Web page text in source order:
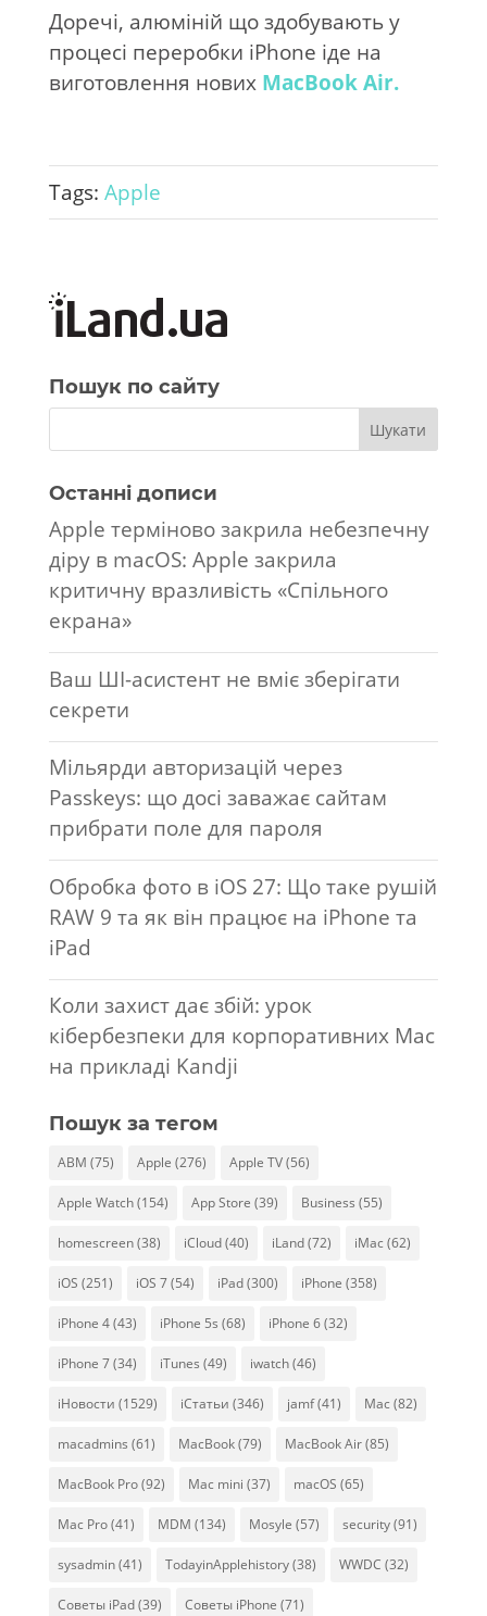
Доречі, алюміній що здобувають у
процесі переробки iPhone іде на
виготовлення нових MacBook Air.
Tags: Apple
Пошук по сайту
Останні дописи
Apple терміново закрила небезпечну
діру в macOS: Apple закрила
критичну вразливість «Спільного
екрана»
Ваш ШІ-асистент не вміє зберігати
секрети
Мільярди авторизацій через
Passkeys: що досі заважає сайтам
прибрати поле для пароля
Обробка фото в iOS 27: Що таке рушій
RAW 9 та як він працює на iPhone та
iPad
Коли захист дає збій: урок
кібербезпеки для корпоративних Mac
на прикладі Kandji
Пошук за тегом
ABM (75) Apple (276) Apple TV(56)
Apple Watch(154) App Store (39) Business (55)
homescreen(38) iCloud(40) iLand(72) iMac (62)
iOS (251) iOS 7(54) iPad(300) iPhone (358)
iPhone 4(43) iPhone 5s (68) iPhone 6(32)
iPhone 7(34) iTunes (49) iwatch(46)
iНовости (1529) iСтатьи (346) jamf(41) Mac (82)
macadmins (61) MacBook(79) MacBook Air(85)
MacBook Pro(92) Mac mini (37) macOS (65)
Mac Pro(41) MDM (134) Mosyle (57) security(91)
sysadmin(41) TodayinApplehistory(38) WWDC (32)
Советы iPad(39) Советы iPhone (71)